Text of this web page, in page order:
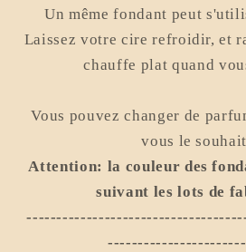
Un même fondant peut
Laissez votre cire refroidir, et
chauffe plat quand
Vous pouvez changer de
vous le
Attention: la couleur des
suivant les lots de